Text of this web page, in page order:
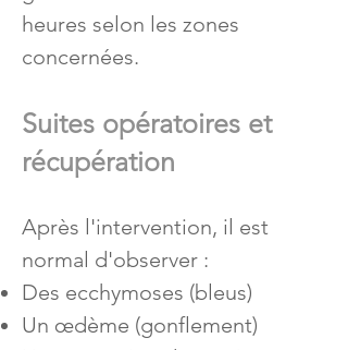
heures selon les zones
concernées.
Suites opératoires et
récupération
Après l'intervention, il est
normal d'observer :
Des ecchymoses (bleus)
Un œdème (gonflement)